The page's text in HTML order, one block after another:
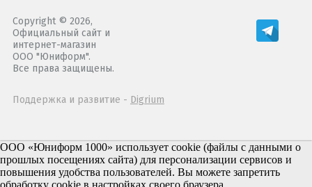
Copyright © 2026,
Официальный сайт и
интернет-магазин
ООО "Юниформ".
Все права защищены.
Поддержка и развитие - Digrium
ООО «Юниформ 1000» использует cookie (файлы с данными о
прошлых посещениях сайта) для персонализации сервисов и
повышения удобства пользователей. Вы можете запретить